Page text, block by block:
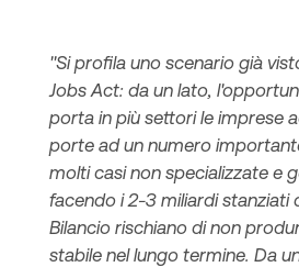
"Si profila uno scenario già
Jobs Act: da un lato,
porta in più settori le imprese
porte ad un numero
molti casi non specializzate e
facendo i 2-3 miliardi stanziati
Bilancio rischiano di non
stabile nel lungo termine. Da